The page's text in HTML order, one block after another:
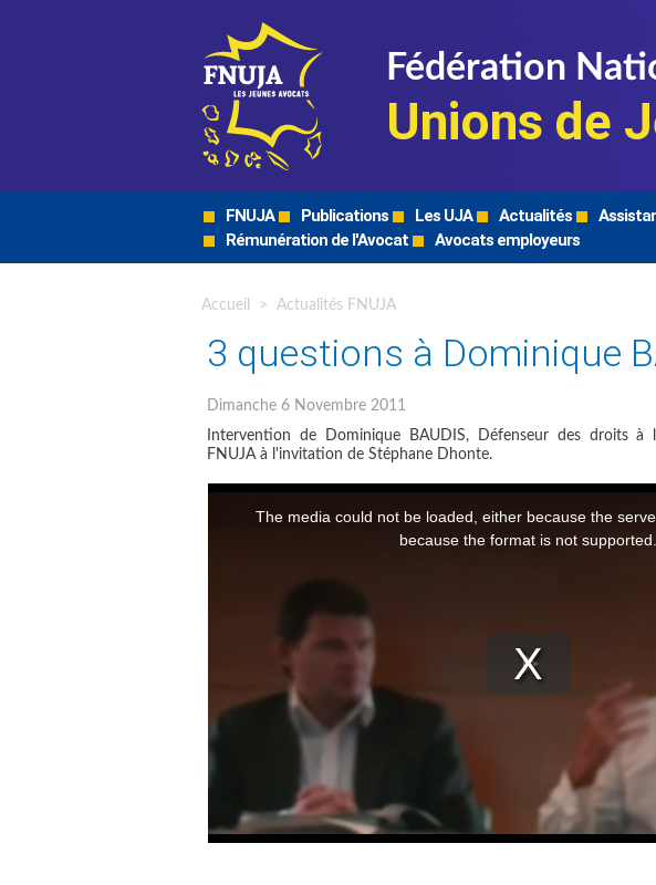
Fédération
Unions de
FNUJA Publications Les UJA Actualités
Rémunération de l'Avocat
Avocats employeurs
Accueil > Actualités FNUJA
3 questions à Dominique
Dimanche 6 Novembre 2011
Intervention de Dominique BAUDIS, Défenseur des droits
FNUJA à l'invitation de Stéphane Dhonte.